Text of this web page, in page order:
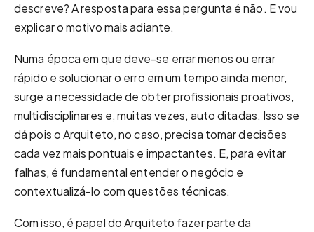
descreve? A resposta para essa pergunta é não. E vou
explicar o motivo mais adiante.
Numa época em que deve-se errar menos ou errar
rápido e solucionar o erro em um tempo ainda menor,
surge a necessidade de obter profissionais proativos,
multidisciplinares e, muitas vezes, auto ditadas. Isso se
dá pois o Arquiteto, no caso, precisa tomar decisões
cada vez mais pontuais e impactantes. E, para evitar
falhas, é fundamental entender o negócio e
contextualizá-lo com questões técnicas.
Com isso, é papel do Arquiteto fazer parte da